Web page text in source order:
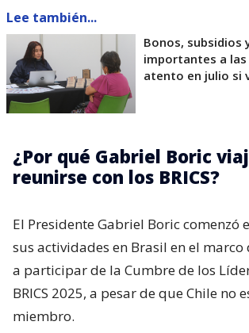
Lee también...
Bonos, subsidios
importantes a
atento en julio si
¿Por qué Gabriel Boric
reunirse con los BRICS?
El Presidente Gabriel Boric comenzó
sus actividades en Brasil en el
a participar de la Cumbre de los
BRICS 2025, a pesar de que Chile no
miembro.